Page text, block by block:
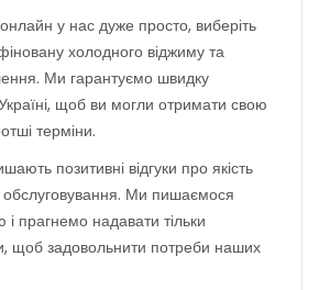
у нас дуже просто, виберіть
холодного віджиму та
Ми гарантуємо швидку
щоб ви могли отримати свою
терміни.
позитивні відгуки про якість
обслуговування. Ми пишаємося
прагнемо надавати тільки
щоб задовольнити потреби наших